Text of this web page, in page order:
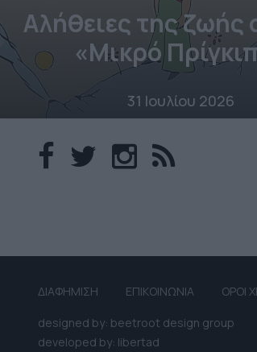
Αλήθειες της ζωής
«Μικρό
31 Ιουλίου 2026
ΔΙΑΦΗΜΙΣΗ ΕΠΙΚΟΙΝΩΝΙΑ ΟΡΟΙ
designed by: beetroot design group
developed by: libertad